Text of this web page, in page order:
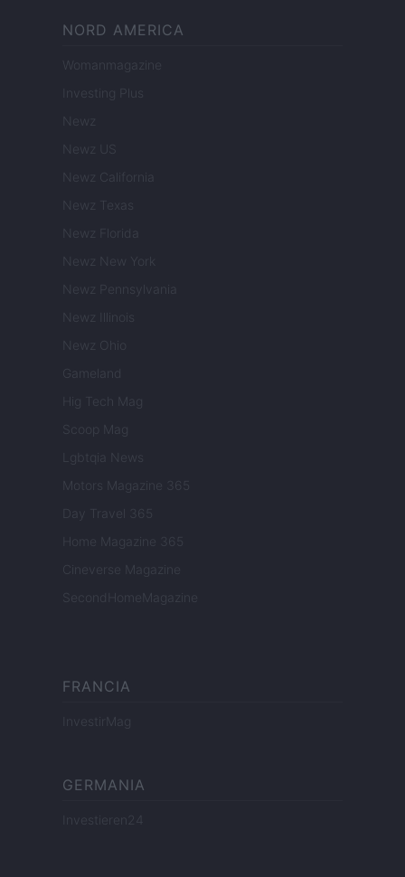
NORD AMERICA
Womanmagazine
Investing Plus
Newz
Newz US
Newz California
Newz Texas
Newz Florida
Newz New York
Newz Pennsylvania
Newz Illinois
Newz Ohio
Gameland
Hig Tech Mag
Scoop Mag
Lgbtqia News
Motors Magazine 365
Day Travel 365
Home Magazine 365
Cineverse Magazine
SecondHomeMagazine
FRANCIA
InvestirMag
GERMANIA
Investieren24